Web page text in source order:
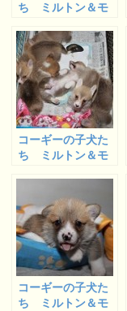
ち ミルトン＆モ
の全員写真ラスト
ショット
コーギーの子犬た
ち ミルトン＆モ
コーギーの子犬た
ち ミルトン＆モ